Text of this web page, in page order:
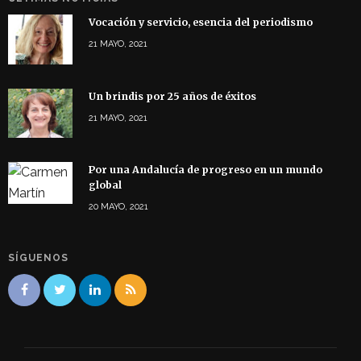
Vocación y servicio, esencia del periodismo
21 MAYO, 2021
Un brindis por 25 años de éxitos
21 MAYO, 2021
Por una Andalucía de progreso en un mundo
global
20 MAYO, 2021
SÍGUENOS